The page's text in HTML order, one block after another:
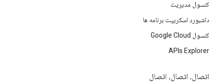
کنسول مدیریت
داشبورد اسکریپت برنامه ها
کنسول Google Cloud
APIs Explorer
اتصال، اتصال، اتصال